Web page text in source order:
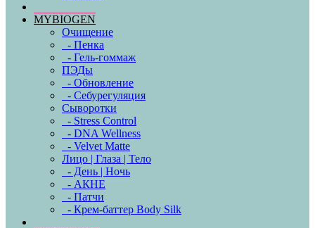
MYBIOGEN
Очищение
- Пенка
- Гель-гоммаж
ПЭДы
- Обновление
- Себурегуляция
Сыворотки
- Stress Control
- DNA Wellness
- Velvet Matte
Лицо | Глаза | Тело
- День | Ночь
- АКНЕ
- Патчи
- Крем-баттер Body Silk